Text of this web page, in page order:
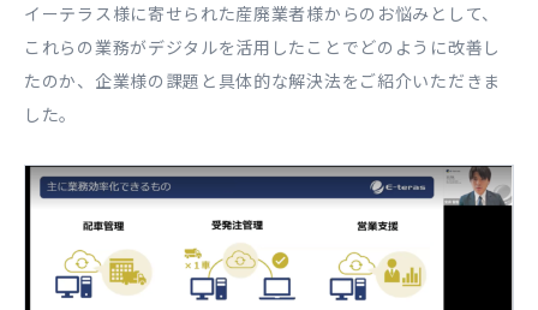
イーテラス様に寄せられた産廃業者様からのお悩みとして、
これらの業務がデジタルを活用したことでどのように改善し
たのか、企業様の課題と具体的な解決法をご紹介いただきま
した。